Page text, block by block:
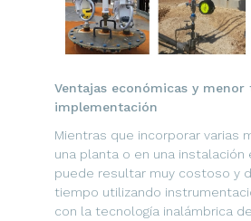
Ventajas económicas y menor
implementación
Mientras que incorporar varias
una planta o en una instalación
puede resultar muy costoso y
tiempo utilizando
con la tecnología inalámbrica de